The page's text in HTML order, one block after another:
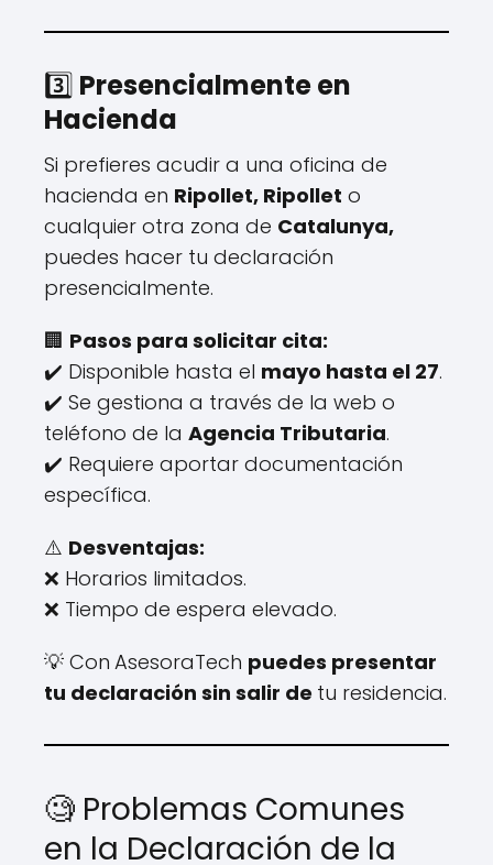
3️⃣ Presencialmente en
Hacienda
Si prefieres acudir a una oficina de
hacienda en Ripollet, Ripollet o
cualquier otra zona de Catalunya,
puedes hacer tu declaración
presencialmente.
🏢 Pasos para solicitar cita:
✔️ Disponible hasta el mayo hasta el 27.
✔️ Se gestiona a través de la web o
teléfono de la Agencia Tributaria.
✔️ Requiere aportar documentación
específica.
⚠️ Desventajas:
❌ Horarios limitados.
❌ Tiempo de espera elevado.
💡 Con AsesoraTech puedes presentar
tu declaración sin salir de tu residencia.
🧐 Problemas Comunes
en la Declaración de la